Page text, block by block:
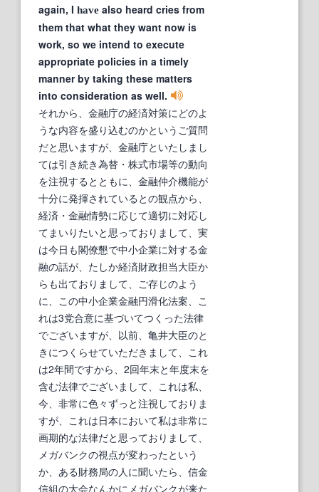
again, I have also heard cries from
them that what they want now is
work, so we intend to execute
appropriate policies in a timely
manner by taking these matters
into consideration as well.
それから、金融庁の経済対策にどのよ
うな内容を盛り込むのかというご質問
だと思いますが、金融庁といたしまし
ては引き続き為替・株式市場等の動向
を注視するとともに、金融仲介機能が
十分に発揮されているとの観点から、
経済・金融情勢に応じて適切に対応し
てまいりたいと思っておりまして、実
は今日も閣僚懇で中小企業に対する金
融の話が、たしか経済財政担当大臣か
らも出ておりまして、ご存じのよう
に、この中小企業金融円滑化法案、こ
れは3党合意に基づいてつくった法律
でございますが、以前、亀井大臣のと
きにつくらせていただきまして、これ
は2年間ですから、2回年末と年度末を
含む法律でございまして、これは私、
今、非常に色々ずっと注視しておりま
すが、これは日本において私は非常に
画期的な法律だと思っておりまして、
メガバンクの視点が変わったという
か、ある財務局の人に聞いたら、信金
信組の大会なんかにメガバンクが来た